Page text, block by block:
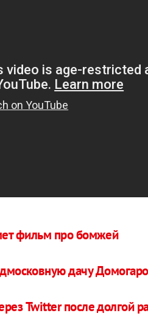
фильм про бомжей
дачу
Twitter после долгой